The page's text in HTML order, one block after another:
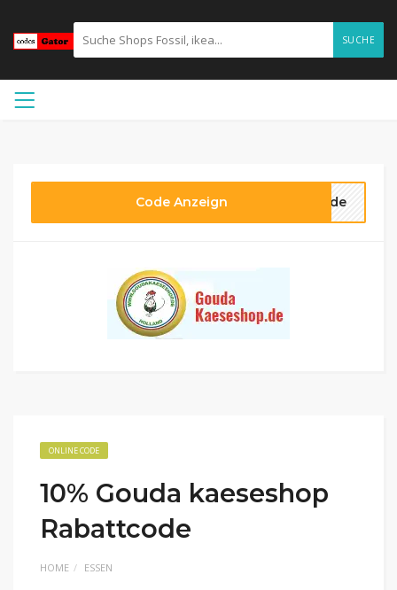
SUCHE
Code Anzeign code
ONLINE CODE
10% Gouda kaeseshop
Rabattcode
HOME ESSEN